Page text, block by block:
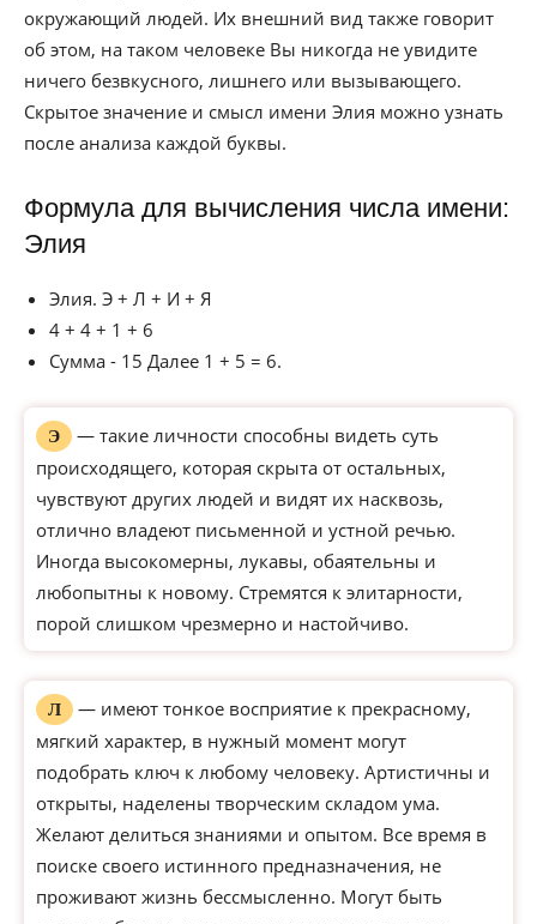
окружающий людей. Их внешний вид также говорит
об этом, на таком человеке Вы никогда не увидите
ничего безвкусного, лишнего или вызывающего.
Скрытое значение и смысл имени Элия можно узнать
после анализа каждой буквы.
Формула для вычисления числа имени:
Элия
Элия. Э + Л + И + Я
4 + 4 + 1 + 6
Сумма - 15 Далее 1 + 5 = 6.
Э
— такие личности способны видеть суть
происходящего, которая скрыта от остальных,
чувствуют других людей и видят их насквозь,
отлично владеют письменной и устной речью.
Иногда высокомерны, лукавы, обаятельны и
любопытны к новому. Стремятся к элитарности,
порой слишком чрезмерно и настойчиво.
Л
— имеют тонкое восприятие к прекрасному,
мягкий характер, в нужный момент могут
подобрать ключ к любому человеку. Артистичны и
открыты, наделены творческим складом ума.
Желают делиться знаниями и опытом. Все время в
поиске своего истинного предназначения, не
проживают жизнь бессмысленно. Могут быть